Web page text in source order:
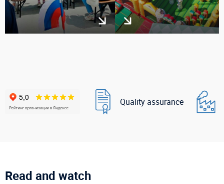
Quality assurance
Read and watch